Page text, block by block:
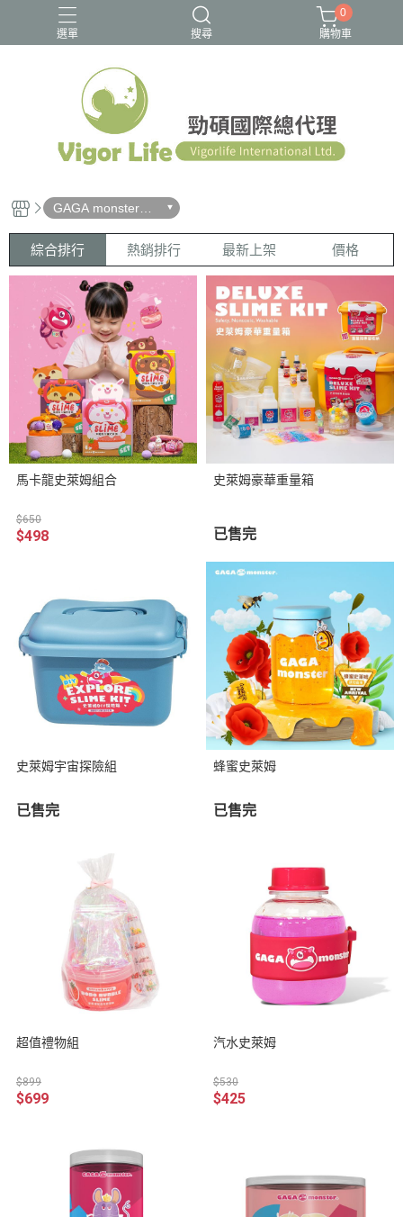
選單 搜尋
buddyphones 旅行專用 耳機
0
購物車
GAGA monster史
萊姆怪獸星球
綜合排行 熱銷排行 最新上架 價格
馬卡龍史萊姆組合
$650
$498
史萊姆豪華重量箱
已售完
史萊姆宇宙探險組
已售完
蜂蜜史萊姆
已售完
超值禮物組
$899
$699
汽水史萊姆
$530
$425